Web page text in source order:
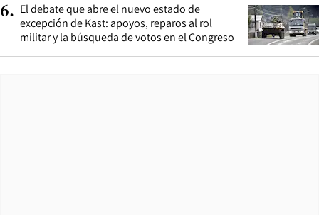
6. El debate que abre el nuevo estado de
excepción de Kast: apoyos, reparos al rol
militar y la búsqueda de votos en el Congreso